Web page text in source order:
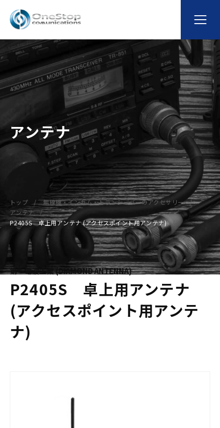
アンテナ
トップ
無線機・インカム・トランシーバーのアクセサリー
アンテナ
P2405S 卓上用アンテナ (アクセスポイント用アンテナ)
第一電波工業 (DIAMOND ANTENNA)
P2405S 卓上用アンテナ
(アクセスポイント用アンテ
ナ)